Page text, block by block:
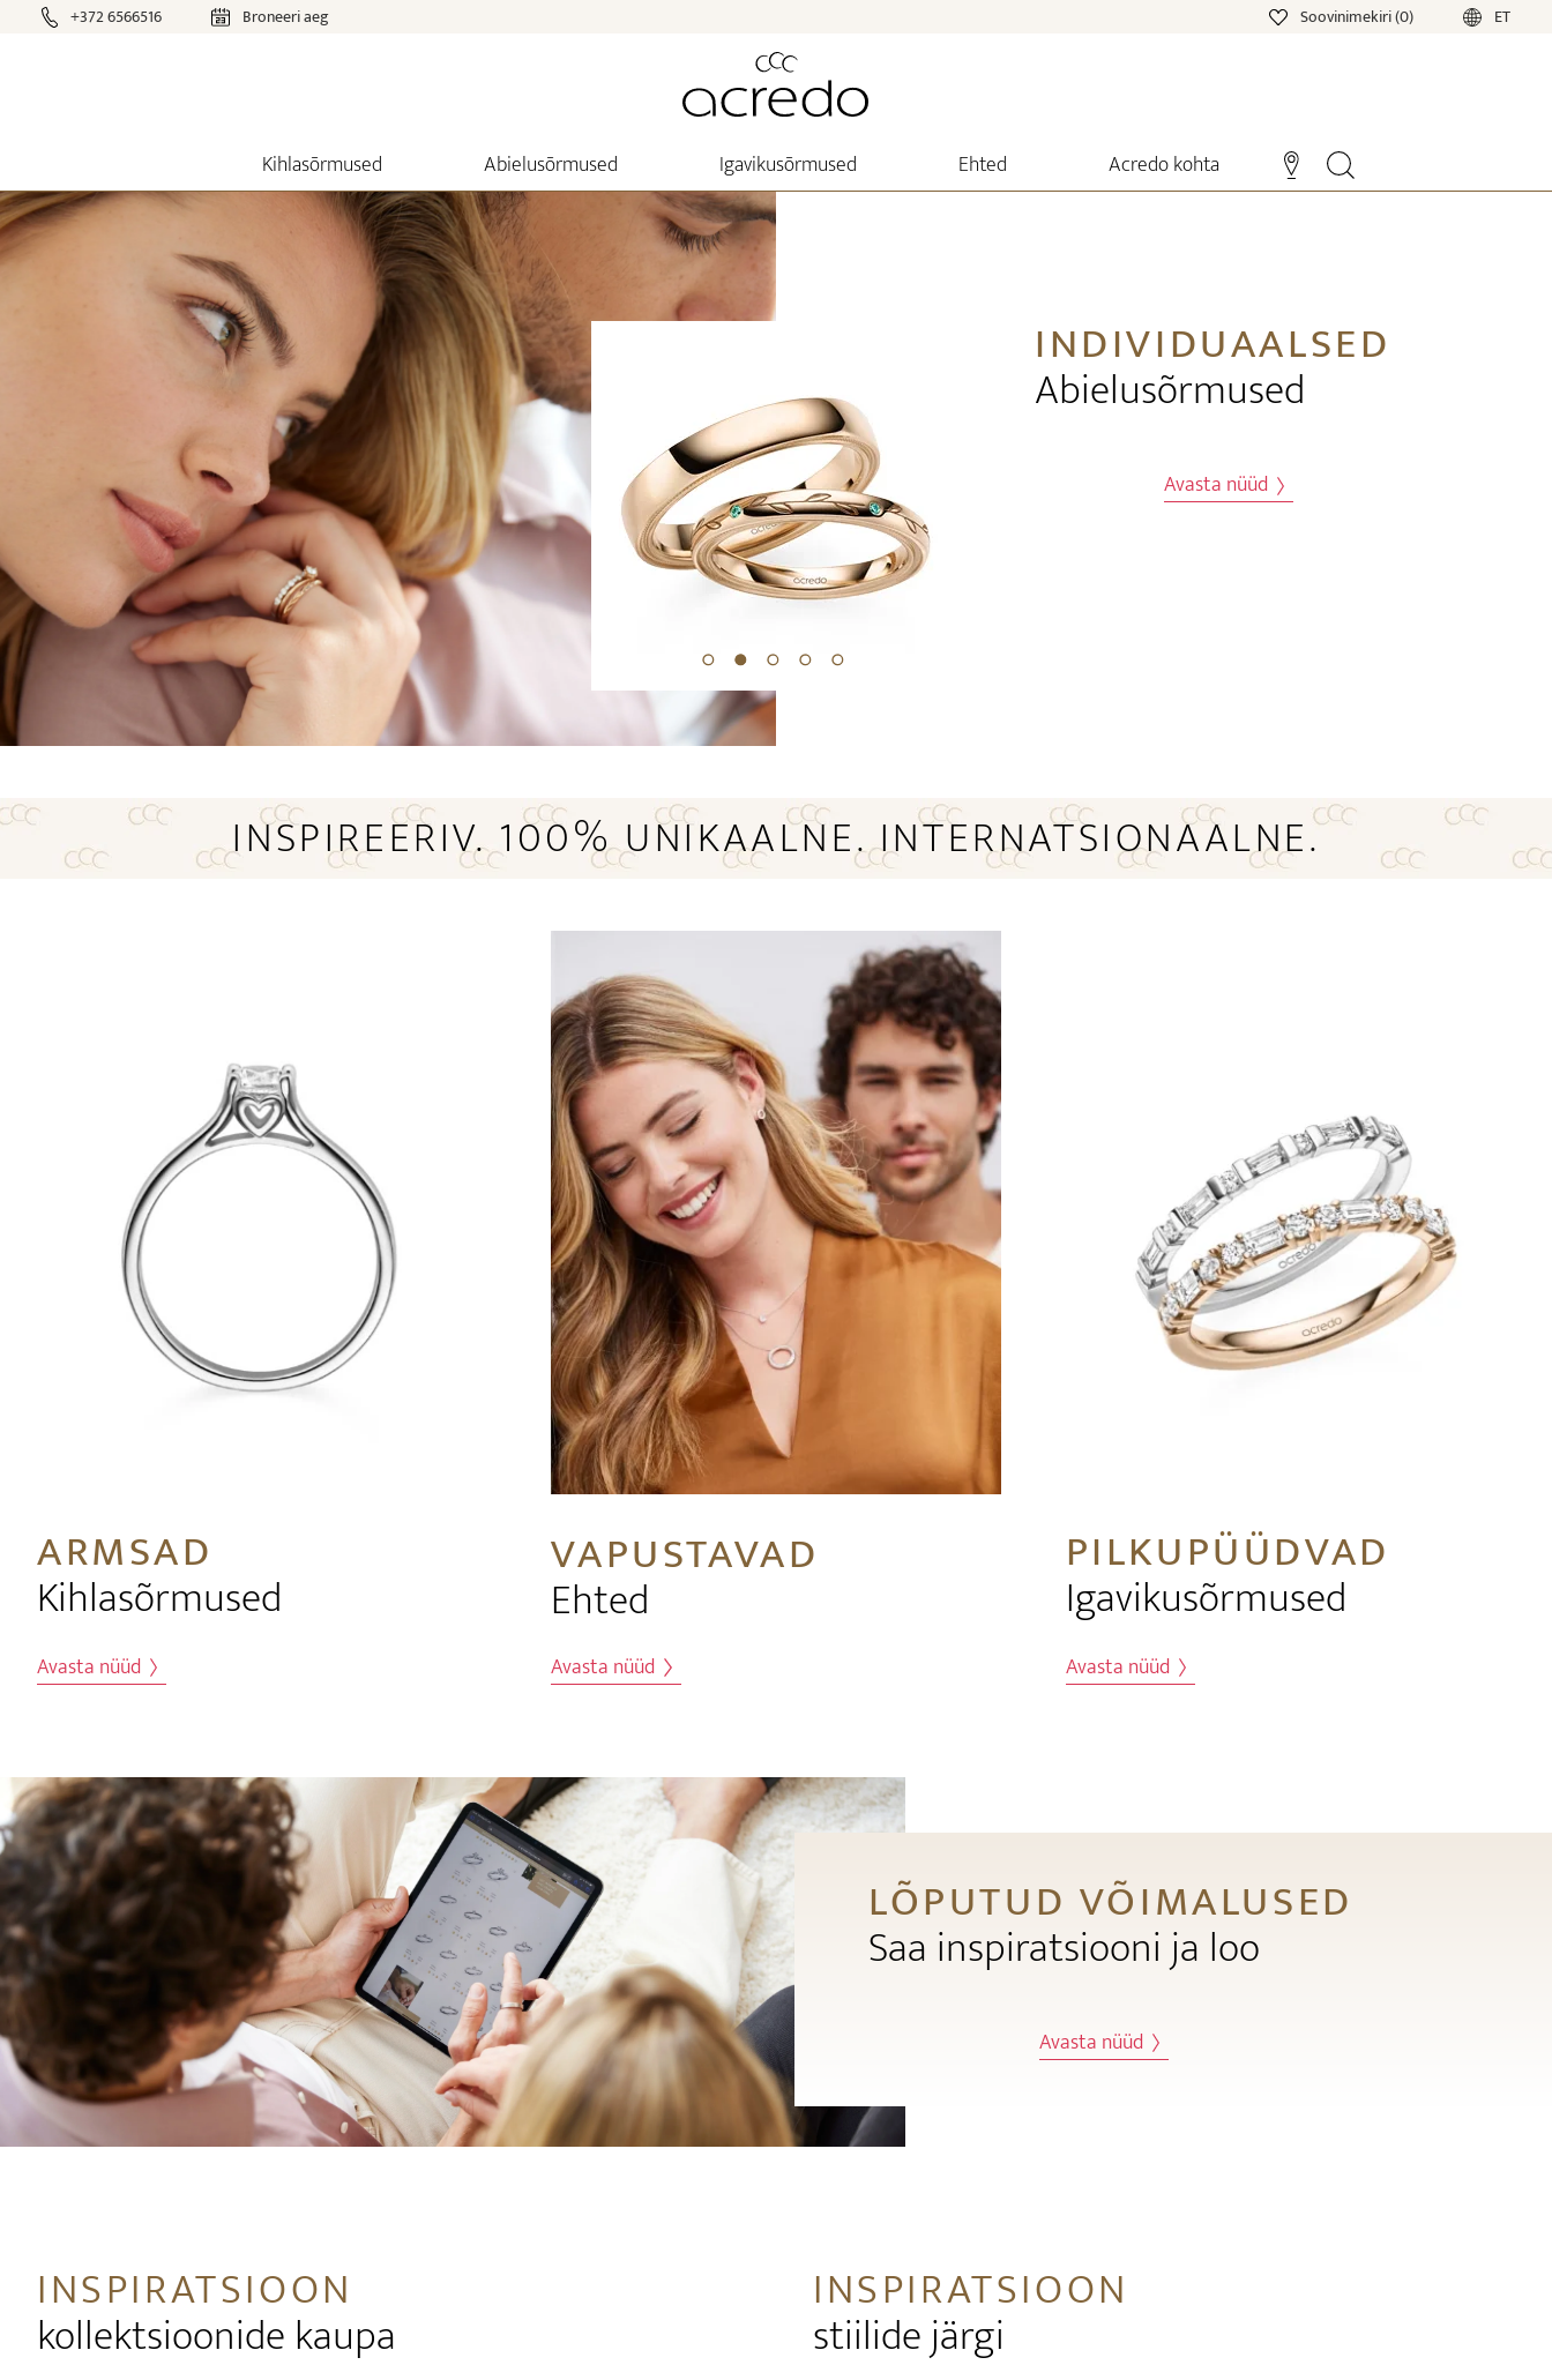
+372 6566516 Broneeri aeg Soovinimekiri (0) ET
Kihlasõrmused Abielusõrmused Igavikusõrmused Ehted Acredo kohta
INDIVIDUAALSED
Abielusõrmused
Avasta nüüd
INSPIREERIV.100% UNIKAALNE.INTERNATSIONAALNE.
ARMSAD
Kihlasõrmused
Avasta nüüd
VAPUSTAVAD
Ehted
Avasta nüüd
PILKUPÜÜDVAD
Igavikusõrmused
Avasta nüüd
LÕPUTUD VÕIMALUSED
Saa inspiratsiooni ja loo
Avasta nüüd
INSPIRATSIOON
kollektsioonide kaupa
INSPIRATSIOON
stiilide järgi